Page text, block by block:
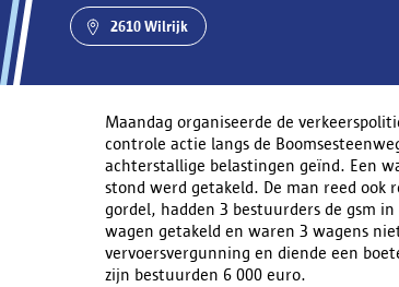
2610 Wilrijk
Maandag organiseerde de
controle actie langs de
achterstallige belastingen geïnd. Een
stond werd getakeld. De man reed ook
gordel, hadden 3 bestuurders de gsm
wagen getakeld en waren 3 wagens
vervoersvergunning en diende een
zijn bestuurden 6 000 euro.